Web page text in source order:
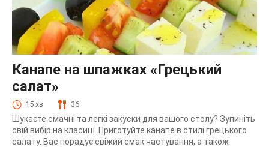
Канапе на шпажках «Грецький
салат»
15 хв 36
Шукаєте смачні та легкі закуски для вашого столу? Зупиніть
свій вибір на класиці. Приготуйте канапе в стилі грецького
салату. Вас порадує свіжий смак частування, а також